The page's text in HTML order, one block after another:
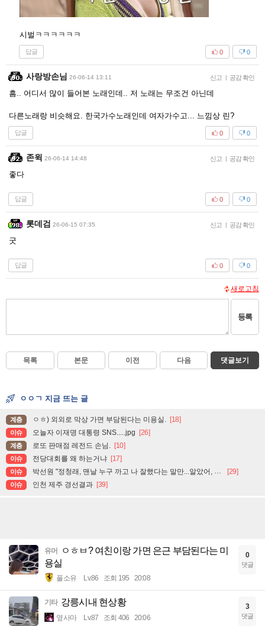
시벌ㅋㅋㅋㅋㅋㅋ
답글 0
0
사랑방손님 26-06-14 13:11 신고 | 공감 확인
흠.. 어디서 많이 들어본 노래인데.. 저 노래는 무조건 아닌데
다른노래랑 비슷해요. 한국가수노래인데 여자가수고... 느낌상 린?
답글 0
0
존윅 26-06-14 14:48 신고 | 공감 확인
좋다
답글 0
0
롯데검 26-06-15 07:35 신고 | 공감 확인
굿
답글 0
0
새로고침
등록
목록 본문 이전 다음 댓글보기
ㅇㅇㄱ 지금 뜨는 글
계층 ㅇㅎ) 외외로 막상 가면 부담된다는 미용실. [18]
이슈 오늘자 이재명 대통령 SNS.....jpg [26]
계층 로또 판매점 레전드 손님. [10]
이슈 전당대회를 왜 하는거냐 [17]
이슈 박선원 "정청래, 맨날 누구 까고 나 잘했다는 말만...알았어, 잘했어, 그러니까 이제 그만, 끝" [29]
이슈 인천 제주 경선결과 [39]
유머
ㅇㅎㅂ? 여친이랑 가면 은근 부담된다는 미
용실
풀소유 Lv.86 조회 195 20:08
0
댓글
기타 강릉시내 현상황
옆사마 Lv.87 조회 406 20:06
3
댓글